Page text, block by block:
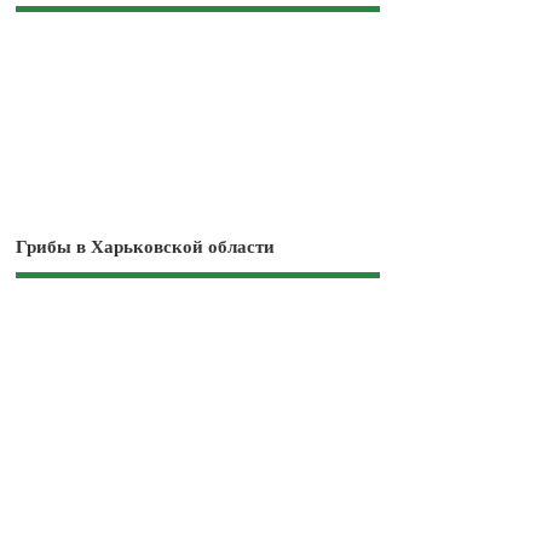
Грибы в Харьковской области